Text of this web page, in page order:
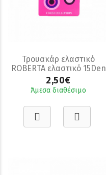
Τρουακάρ ελαστικό
ROBERTA ελαστικό 15Den
2 ζεύγη
2,50€
Άμεσα διαθέσιμο